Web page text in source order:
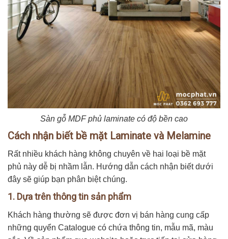
Sàn gỗ MDF phủ laminate có độ bền cao
Cách nhận biết bề mặt Laminate và Melamine
Rất nhiều khách hàng không chuyên về hai loại bề mặt
phủ này dễ bị nhầm lẫn. Hướng dẫn cách nhận biết dưới
đây sẽ giúp bạn phân biệt chúng.
1. Dựa trên thông tin sản phẩm
Khách hàng thường sẽ được đơn vị bán hàng cung cấp
những quyển Catalogue có chứa thông tin, mẫu mã, màu